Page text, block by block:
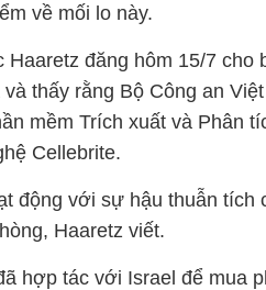
về mối lo này.
Haaretz đăng hôm 15/7 cho
và thấy rằng Bộ Công an
mềm Trích xuất và Phân
Cellebrite.
động với sự hậu thuẫn tích
Haaretz viết.
hợp tác với Israel để mua